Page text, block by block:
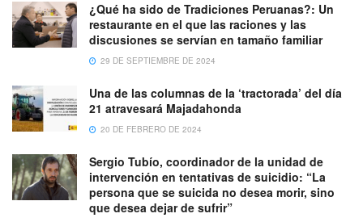
¿Qué ha sido de Tradiciones Peruanas?: Un
restaurante en el que las raciones y las
discusiones se servían en tamaño familiar
29 DE SEPTIEMBRE DE 2024
Una de las columnas de la ‘tractorada’ del día
21 atravesará Majadahonda
20 DE FEBRERO DE 2024
Sergio Tubío, coordinador de la unidad de
intervención en tentativas de suicidio: “La
persona que se suicida no desea morir, sino
que desea dejar de sufrir”